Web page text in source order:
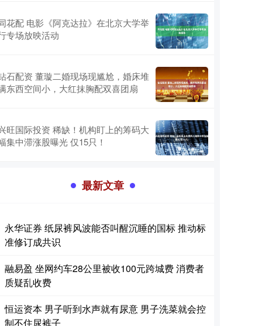
花配 电影《阿克达拉》在北京大学举
专场放映活动
石配资 董璇二婚现场现尴尬，婚床堆
东西空间小，大红抹胸配双喜团扇
旺国际投资 稀缺！机构盯上的筹码大
集中滞涨股曝光 仅15只！
最新文章
永华证券 纸尿裤风波能否叫醒沉睡的国标 推动标
准修订成共识
融易盈 坐网约车28公里被收100元跨城费 消费者
质疑乱收费
恒运资本 男子听到水声就有尿意 男子洗菜就会控
制不住尿裤子